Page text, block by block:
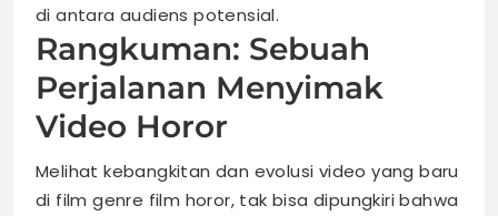
di antara audiens potensial.
Rangkuman: Sebuah
Perjalanan Menyimak
Video Horor
Melihat kebangkitan dan evolusi video yang baru
di film genre film horor, tak bisa dipungkiri bahwa